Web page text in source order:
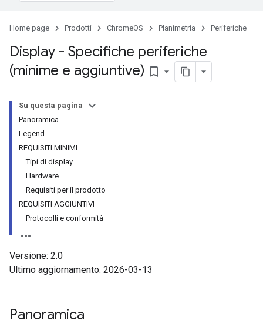
Home page Prodotti ChromeOS Planimetria Periferiche
Display - Specifiche periferiche
(minime e aggiuntive) bookmark_border
Su questa pagina
Panoramica
Legend
REQUISITI MINIMI
Tipi di display
Hardware
Requisiti per il prodotto
REQUISITI AGGIUNTIVI
Protocolli e conformità
Versione: 2.0
Ultimo aggiornamento: 2026-03-13
Panoramica